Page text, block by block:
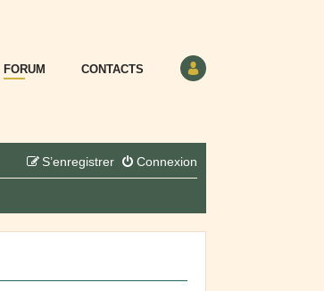
FORUM CONTACTS
Connexion
S’enregistrer